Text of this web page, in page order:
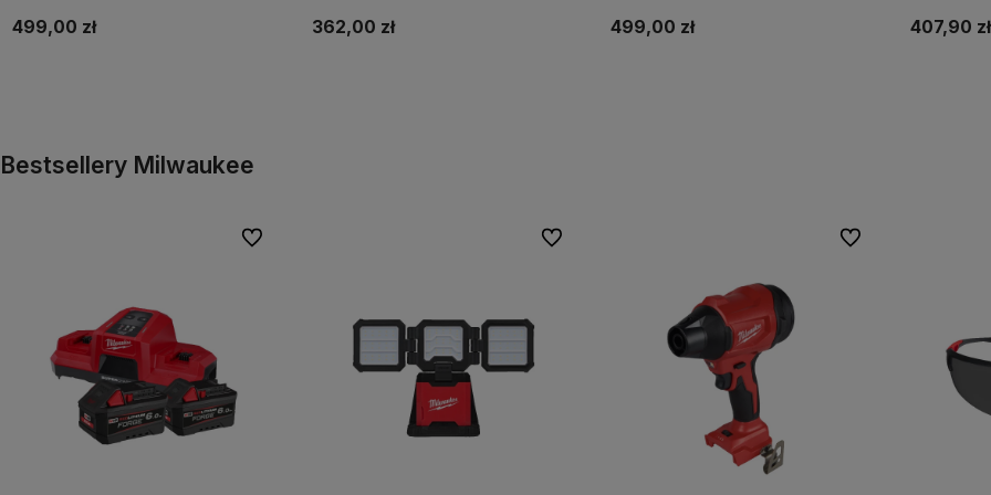
499,00 zł 362,00 zł 499,00 zł 407,90 zł
Bestsellery Milwaukee
Do ulubionych Do ulubionych Do ulubionych